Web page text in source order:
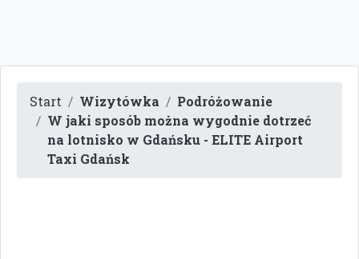
Start Wizytówka
Podróżowanie
W jaki sposób można wygodnie dotrzeć
na lotnisko w Gdańsku - ELITE Airport
Taxi Gdańsk